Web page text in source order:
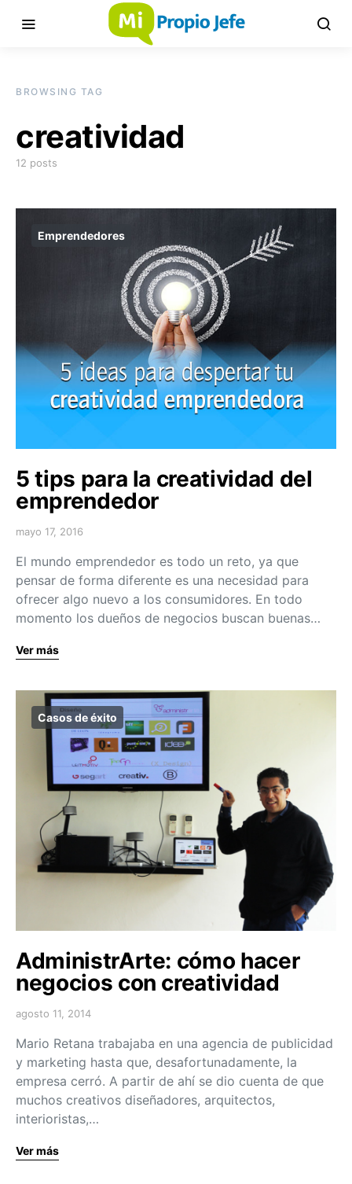
BROWSING TAG
creatividad
12 posts
Emprendedores
5 tips para la creatividad del
emprendedor
mayo 17, 2016
El mundo emprendedor es todo un reto, ya que
pensar de forma diferente es una necesidad para
ofrecer algo nuevo a los consumidores. En todo
momento los dueños de negocios buscan buenas…
Ver más
Casos de éxito
AdministrArte: cómo hacer
negocios con creatividad
agosto 11, 2014
Mario Retana trabajaba en una agencia de publicidad
y marketing hasta que, desafortunadamente, la
empresa cerró. A partir de ahí se dio cuenta de que
muchos creativos diseñadores, arquitectos,
interioristas,…
Ver más